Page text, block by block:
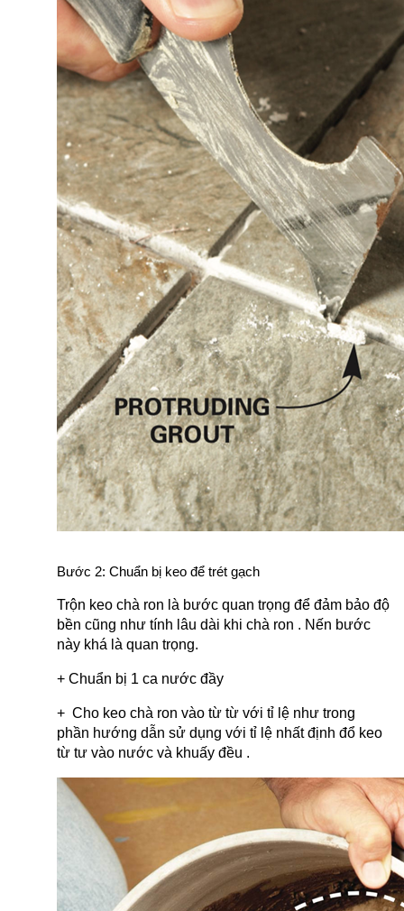
Bước 2: Chuẩn bị keo để trét gạch
Trộn keo chà ron là bước quan trọng để đảm bảo độ
bền cũng như tính lâu dài khi chà ron . Nến bước
này khá là quan trọng.
+ Chuẩn bị 1 ca nước đầy
+  Cho keo chà ron vào từ từ với tỉ lệ như trong
phần hướng dẫn sử dụng với tỉ lệ nhất định đổ keo
từ tư vào nước và khuấy đều .